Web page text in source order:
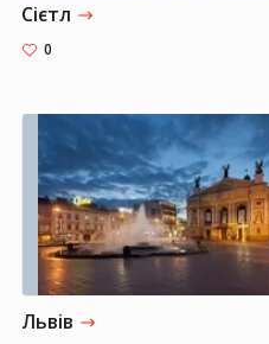
Сієтл
0
Львів